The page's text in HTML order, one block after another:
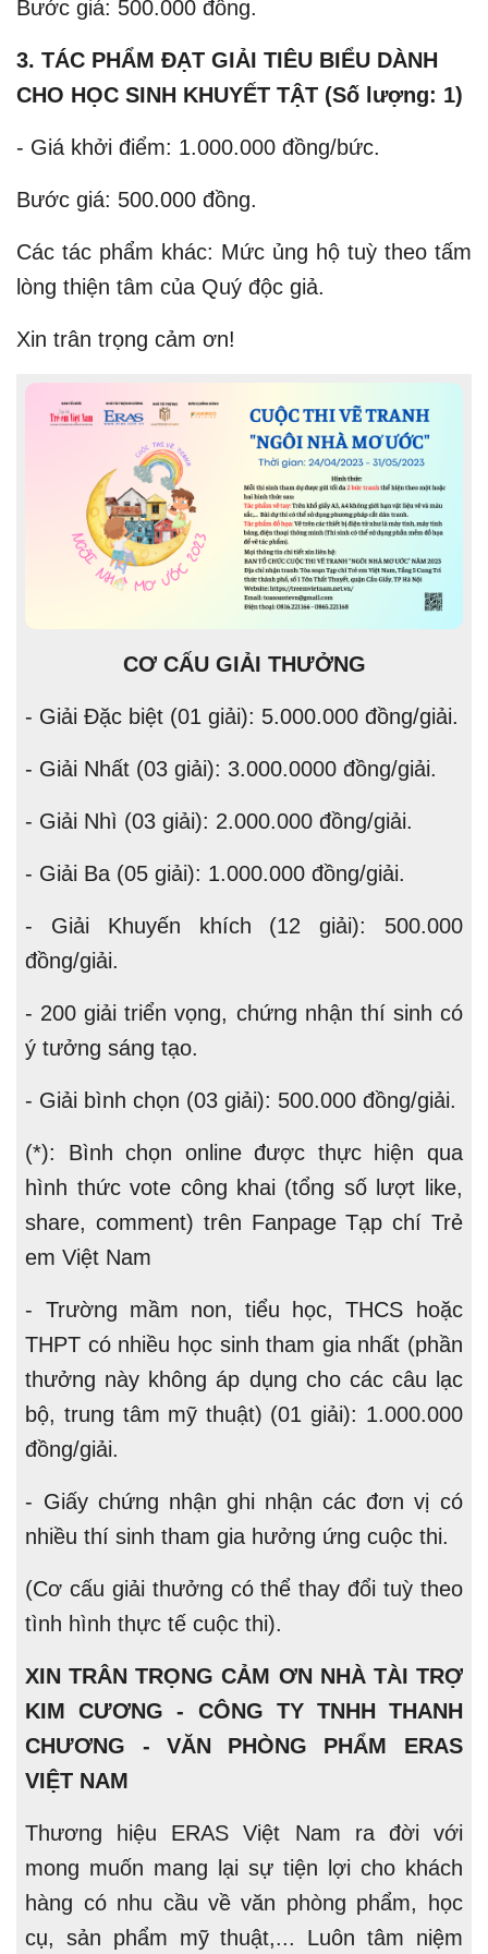
Bước giá: 500.000 đồng.
3. TÁC PHẨM ĐẠT GIẢI TIÊU BIỂU DÀNH
CHO HỌC SINH KHUYẾT TẬT (Số lượng: 1)
- Giá khởi điểm: 1.000.000 đồng/bức.
Bước giá: 500.000 đồng.
Các tác phẩm khác: Mức ủng hộ tuỳ theo tấm
lòng thiện tâm của Quý độc giả.
Xin trân trọng cảm ơn!
CƠ CẤU GIẢI THƯỞNG
- Giải Đặc biệt (01 giải): 5.000.000 đồng/giải.
- Giải Nhất (03 giải): 3.000.0000 đồng/giải.
- Giải Nhì (03 giải): 2.000.000 đồng/giải.
- Giải Ba (05 giải): 1.000.000 đồng/giải.
- Giải Khuyến khích (12 giải): 500.000
đồng/giải.
- 200 giải triển vọng, chứng nhận thí sinh có
ý tưởng sáng tạo.
- Giải bình chọn (03 giải): 500.000 đồng/giải.
(*): Bình chọn online được thực hiện qua
hình thức vote công khai (tổng số lượt like,
share, comment) trên Fanpage Tạp chí Trẻ
em Việt Nam
- Trường mầm non, tiểu học, THCS hoặc
THPT có nhiều học sinh tham gia nhất (phần
thưởng này không áp dụng cho các câu lạc
bộ, trung tâm mỹ thuật) (01 giải): 1.000.000
đồng/giải.
- Giấy chứng nhận ghi nhận các đơn vị có
nhiều thí sinh tham gia hưởng ứng cuộc thi.
(Cơ cấu giải thưởng có thể thay đổi tuỳ theo
tình hình thực tế cuộc thi).
XIN TRÂN TRỌNG CẢM ƠN NHÀ TÀI TRỢ
KIM CƯƠNG - CÔNG TY TNHH THANH
CHƯƠNG - VĂN PHÒNG PHẨM ERAS
VIỆT NAM
Thương hiệu ERAS Việt Nam ra đời với
mong muốn mang lại sự tiện lợi cho khách
hàng có nhu cầu về văn phòng phẩm, học
cụ, sản phẩm mỹ thuật,... Luôn tâm niệm